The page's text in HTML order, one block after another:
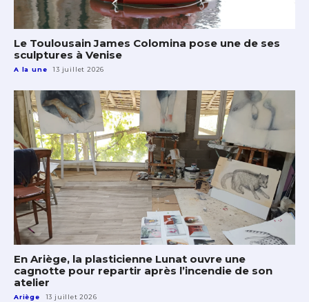
Le Toulousain James Colomina pose une de ses
sculptures à Venise
A la une 13 juillet 2026
En Ariège, la plasticienne Lunat ouvre une
cagnotte pour repartir après l’incendie de son
atelier
Ariège 13 juillet 2026